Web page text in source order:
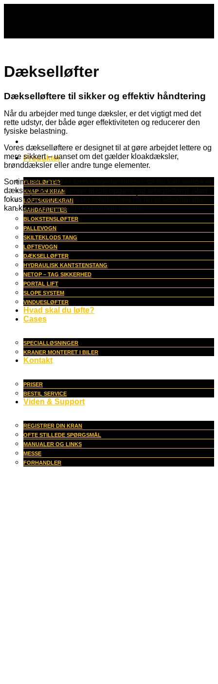
Produkter
FLISELØFTER
KNAP ON KRAN
LOFTSKINNEKRAN
SANDAFRETTER
BLOKSTENSLØFTER
PALLEVOGN
SKILTEKLODS TANG
LØFTEVOGN
DÆKSELLØFTER
HYDRAULISK KANTSTENSTANG
NETOP – TAG SIKKERHED
PORTAL LIFT
SLOPE SYSTEM
VINDUESLØFTER
Hvad skal du løfte?
Cases
SPECIALLØSNINGER
KRANER MONTERET I BILER
Kontakt
PRISER
BESTIL SERVICE
Viden & Support
REGISTRER DIN KRAN
OFTE STILLEDE SPØRGSMÅL
MANUALER OG LINKS
MESSE
FORHANDLER
Dækselløfter
Dækselløftere til sikker og effektiv håndtering
Når du arbejder med tunge dæksler, er det vigtigt med det
rette udstyr, der både øger effektiviteten og reducerer den
fysiske belastning.
Vores dækselløftere er designet til at gøre arbejdet lettere og
mere sikkert – uanset om det gælder kloakdæksler,
brønddæksler eller andre tunge elementer.
Sortimentet dækker forskellige løsninger, så du kan vælge en
dækselløfter, der passer til din opgave og arbejdsform. Med
fokus på funktionalitet og holdbarhed får du et værktøj, der
kan klare daglig brug i krævende miljøer.